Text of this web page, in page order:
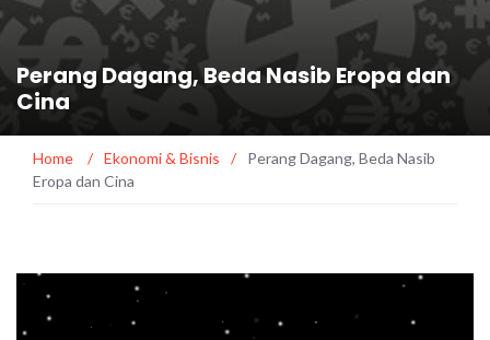
Perang Dagang, Beda Nasib Eropa dan
Cina
Home / Ekonomi & Bisnis /
Perang Dagang, Beda Nasib
Eropa dan Cina